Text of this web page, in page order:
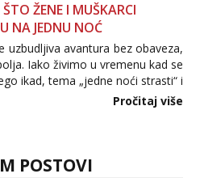
ŽENE I MUŠKARCI
NA JEDNU NOĆ
uzbudljiva avantura bez obaveza,
Iako živimo u vremenu kad se
ikad, tema „jedne noći strasti“ i
Što zapravo misle žene, a što
Pročitaj više
POSTOVI